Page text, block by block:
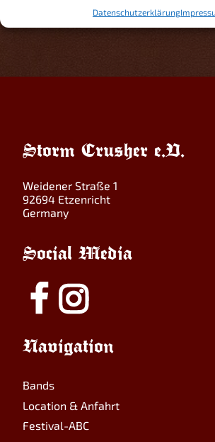
Datenschutzerklärung
Storm Crusher e.V.
Weidener Straße 1
92694 Etzenricht
Germany
Social Media
Navigation
Bands
Location & Anfahrt
Festival-ABC